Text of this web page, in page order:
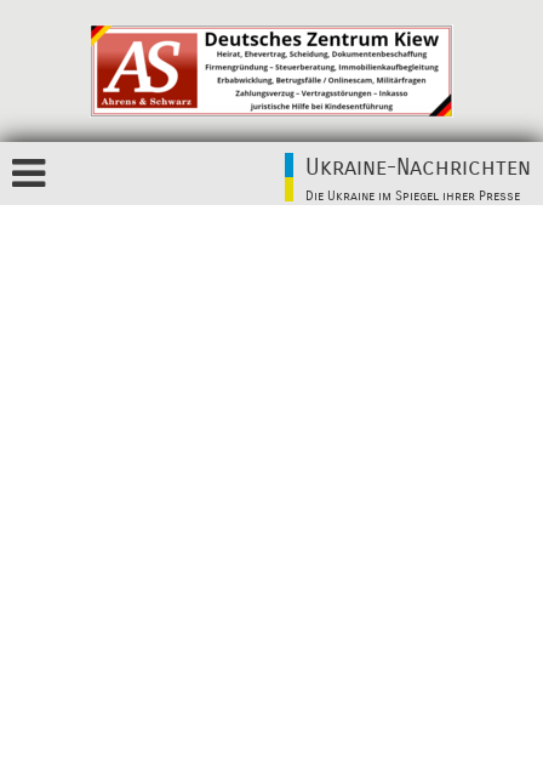
Ukraine-Nachrichten
Die Ukraine im Spiegel ihrer Presse